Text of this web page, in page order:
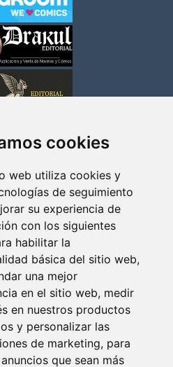
cookies
web utiliza cookies y
de seguimiento
su experiencia de
con los siguientes
habilitar la
básica del sitio web,
una mejor
en el sitio web, medir
en nuestros productos
y personalizar las
de marketing, para
que sean más
LA ACTRIZ MAS GUAPA DE
BETT RICKARDS), LAS FOTOS
DE LA ALIADA DE ARROW
TODA TU HISTORIA. EPISODIO 3.